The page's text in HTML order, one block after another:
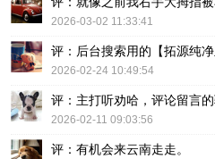
2026-03-02 11:33:41
评：后台搜索用的【拓源纯
2026-02-24 10:49:54
评：主打听劝哈，评论留言
2026-02-11 09:03:56
评：有机会来云南走走。